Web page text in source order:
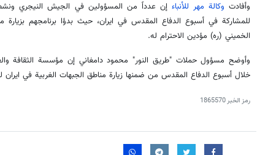
وأفادت وكالة مهر للأنباءإن عدداً من المسؤولين في الجيش النيجري
للمشاركة في أسبوع الدفاع المقدس في ايران، حيث بدؤا برنامجهم بزيارة
الخميني (ره) مؤدين الاحترام له.
وأوضح مسؤول حملات "طريق النور" محمود دامغاني إن مؤسسة الثقافة
خلال أسبوع الدفاع المقدس من ضمنها زيارة مناطق الجبهات الغربية في
رمز الخبر1865570